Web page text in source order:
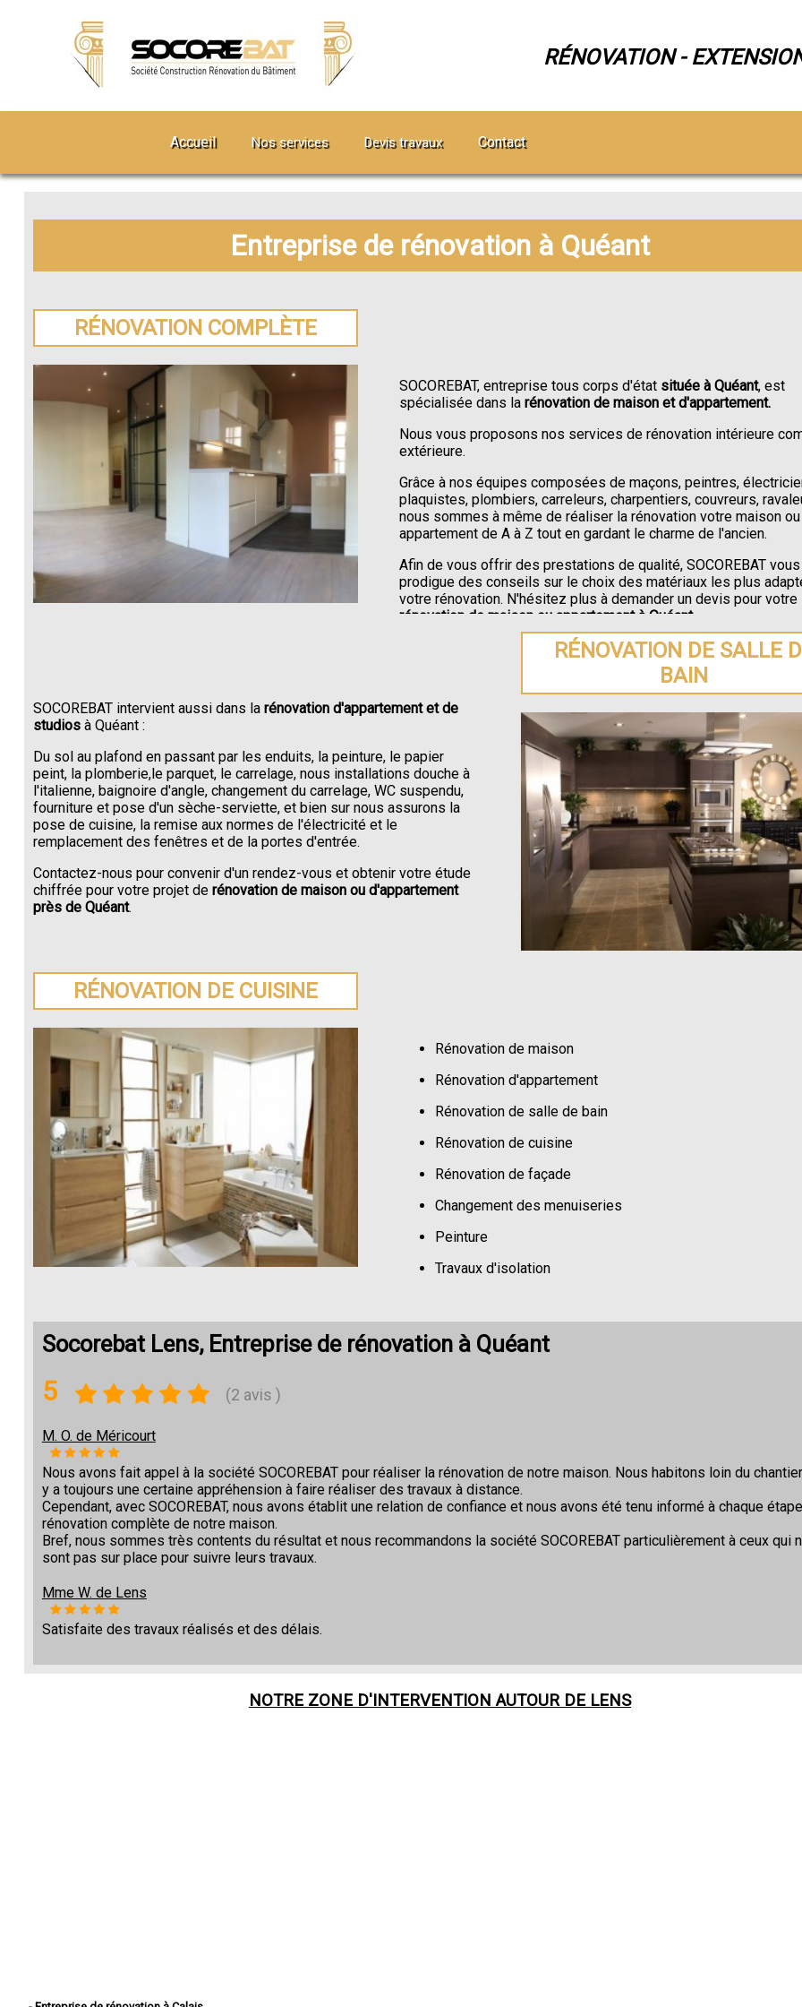
RÉNOVATION -
Accueil Nos services Devis travaux Contact
Entreprise de rénovation à Quéant
RÉNOVATION COMPLÈTE
SOCOREBAT, entreprise tous corps d'état située à Quéant, est
spécialisée dans la rénovation de maison et d'appartement.
Nous vous proposons nos services de rénovation intérieure
extérieure.
Grâce à nos équipes composées de maçons, peintres,
plaquistes, plombiers, carreleurs, charpentiers, couvreurs,
nous sommes à même de réaliser la rénovation votre maison
appartement de A à Z tout en gardant le charme de l'ancien.
Afin de vous offrir des prestations de qualité, SOCOREBAT vous
prodigue des conseils sur le choix des matériaux les plus
votre rénovation. N'hésitez plus à demander un devis pour votre
rénovation de maison ou appartement à Quéant.
RÉNOVATION DE SALLE
BAIN
SOCOREBAT intervient aussi dans la rénovation d'appartement et de
studiosà Quéant :
Du sol au plafond en passant par les enduits, la peinture, le papier
peint, la plomberie,le parquet, le carrelage, nous installations douche à
l'italienne, baignoire d'angle, changement du carrelage, WC suspendu,
fourniture et pose d'un sèche-serviette, et bien sur nous assurons la
pose de cuisine, la remise aux normes de l'électricité et le
remplacement des fenêtres et de la portes d'entrée.
Contactez-nous pour convenir d'un rendez-vous et obtenir votre étude
chiffrée pour votre projet derénovation de maison ou d'appartement
près de Quéant.
RÉNOVATION DE CUISINE
Rénovation de maison
Rénovation d'appartement
Rénovation de salle de bain
Rénovation de cuisine
Rénovation de façade
Changement des menuiseries
Peinture
Travaux d'isolation
Socorebat Lens, Entreprise de rénovation à Quéant
5 (2 avis )
M. O. de Méricourt
Nous avons fait appel à la société SOCOREBAT pour réaliser la rénovation de notre maison. Nous habitons loin du
y a toujours une certaine appréhension à faire réaliser des travaux à distance.
Cependant, avec SOCOREBAT, nous avons établit une relation de confiance et nous avons été tenu informé à chaque
rénovation complète de notre maison.
Bref, nous sommes très contents du résultat et nous recommandons la société SOCOREBAT particulièrement à ceux qui
sont pas sur place pour suivre leurs travaux.
Mme W. de Lens
Satisfaite des travaux réalisés et des délais.
NOTRE ZONE D'INTERVENTION AUTOUR DE LENS